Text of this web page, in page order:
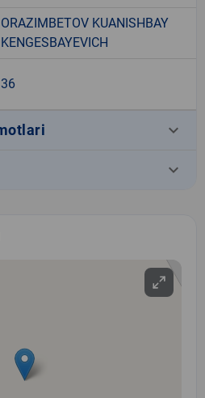
ORAZIMBETOV KUANISHBAY
KENGESBAYEVICH
36
keyboard_arrow_down
keyboard_arrow_down